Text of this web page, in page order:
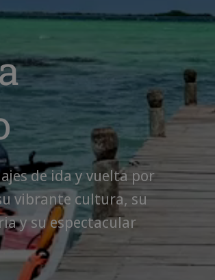
de ida y vuelta por
vibrante cultura, su
y su espectacular